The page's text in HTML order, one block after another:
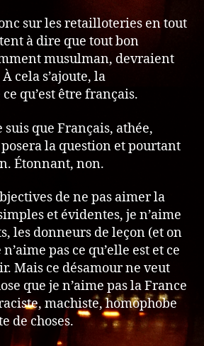
sur les retailloteries en tout
à dire que tout bon
musulman, devraient
cela s’ajoute, la
qu’est être français.
que Français, athée,
la question et pourtant
Étonnant, non.
de ne pas aimer la
et évidentes, je n’aime
les donneurs de leçon (et on
pas ce qu’elle est et ce
Mais ce désamour ne veut
que je n’aime pas la France
machiste, homophobe
de choses.